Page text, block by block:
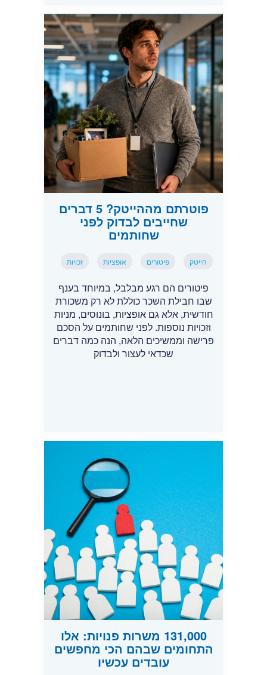
פוטרתם מההייטק? 5 דברים
שחייבים לבדוק לפני
שחותמים
הייטק פיטורים אופציות זכויות
פיטורים הם רגע מבלבל, במיוחד בענף
שבו חבילת השכר כוללת לא רק משכורת
חודשית, אלא גם אופציות, בונוסים, מניות
וזכויות נוספות. לפני שחותמים על הסכם
פרישה וממשיכים הלאה, הנה כמה דברים
שכדאי לעצור ולבדוק
131,000 משרות פנויות: אלו
התחומים שבהם הכי מחפשים
עובדים עכשיו